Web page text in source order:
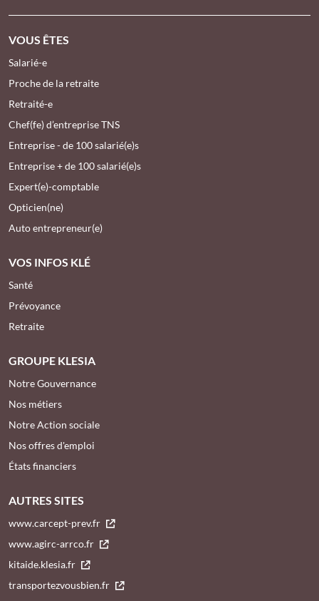
VOUS ÊTES
Salarié-e
Proche de la retraite
Retraité-e
Chef(fe) d’entreprise TNS
Entreprise - de 100 salarié(e)s
Entreprise + de 100 salarié(e)s
Expert(e)-comptable
Opticien(ne)
Auto entrepreneur(e)
VOS INFOS KLÉ
Santé
Prévoyance
Retraite
GROUPE KLESIA
Notre Gouvernance
Nos métiers
Notre Action sociale
Nos offres d'emploi
États financiers
AUTRES SITES
www.carcept-prev.fr
www.agirc-arrco.fr
kitaide.klesia.fr
transportezvousbien.fr